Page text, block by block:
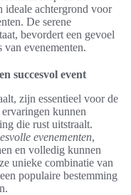
ideale achtergrond voor
De serene
bevordert een gevoel
evenementen.
succesvol event
zijn essentieel voor de
kunnen
die rust uitstraalt.
evenementen,
en volledig kunnen
unieke combinatie van
populaire bestemming